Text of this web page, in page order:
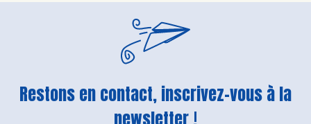
Restons en contact, inscrivez-vous à la